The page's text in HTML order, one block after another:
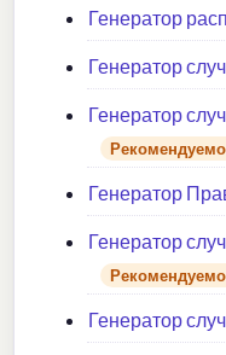
Генератор
Генератор
Генератор
Генератор
Генератор
Генератор